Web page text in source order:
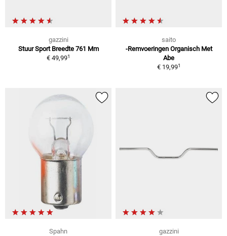
gazzini
Stuur Sport Breedte 761 Mm
€ 49,991
saito
-Remvoeringen Organisch Met
Abe
€ 19,991
Spahn
gazzini